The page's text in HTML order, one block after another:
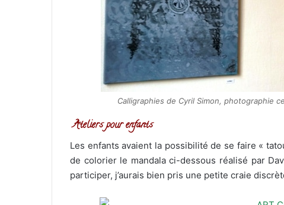
Calligraphies de Cyril Simon, photographie
Ateliers pour enfants
Les enfants avaient la possibilité de se faire «
de colorier le mandala ci-dessous réalisé par
participer, j’aurais bien pris une petite craie